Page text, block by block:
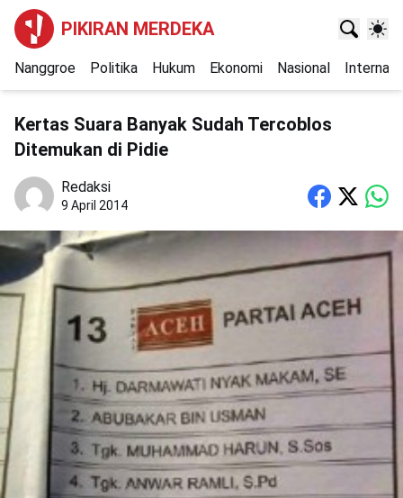
PIKIRAN MERDEKA
Nanggroe Politika Hukum Ekonomi Nasional
Kertas Suara Banyak Sudah Tercoblos
Ditemukan di Pidie
Redaksi
9 April 2014